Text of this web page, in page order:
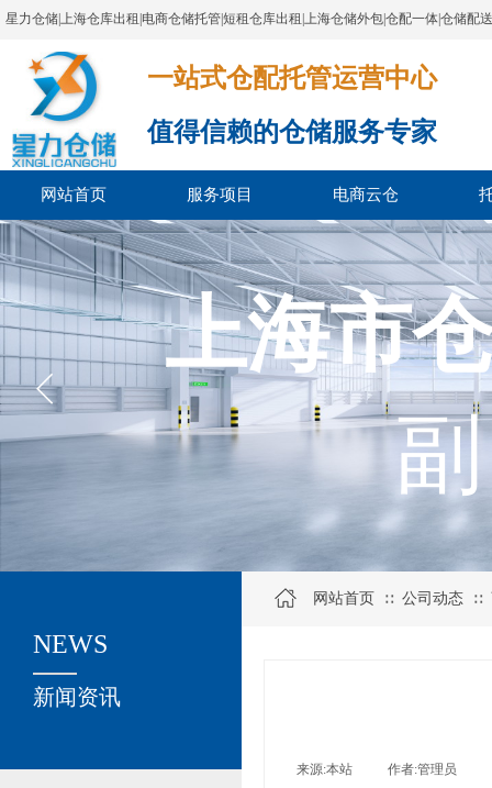
星力仓储|上海仓库出租|电商仓储托管|短租仓库出租|上海仓储外包|仓配一体|仓储配
一站式仓配托管运营中心​​​​​​​​​​​​​​​​​
值得信赖的仓储服务专家
网站首页 服务项目 电商云仓
上海市
关于我们
新闻资讯
NEWS
网站首页 ∷ 公司动态 ∷
来源:本站 作者:管理员